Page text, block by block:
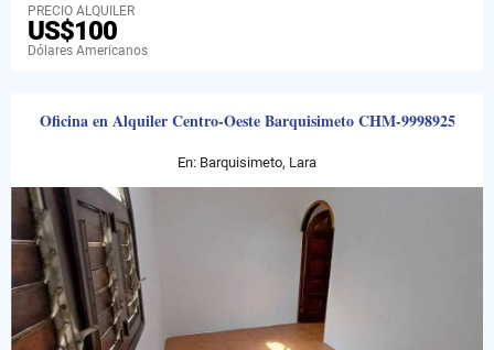
PRECIO ALQUILER
US$100
Dólares Americanos
Oficina en Alquiler Centro-Oeste Barquisimeto CHM-9998925
En: Barquisimeto, Lara